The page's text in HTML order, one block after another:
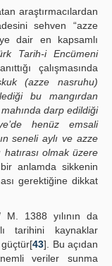
araştırmacılardan
sehven “azze
dair en kapsamlı
Tarih-i Encümeni
çalışmasında
(azze nasruhu)
bu mangırdan
darp edildiği
henüz emsali
seneli aylı ve azze
olmak üzere
anlamda sikkenin
gerektiğine dikkat
1388 yılının da
tarihini kaynaklar
43]. Bu açıdan
veriler sunma